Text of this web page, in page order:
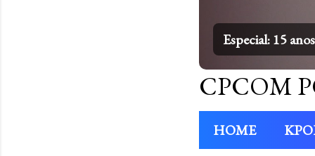
Especial: 15
CPCOM
HOME